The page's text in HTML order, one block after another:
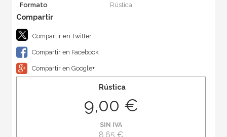
Formato
Rústica
Compartir en Twitter
Compartir en Facebook
Compartir en Google+
Rústica
9,00 €
SIN IVA
8,65 €